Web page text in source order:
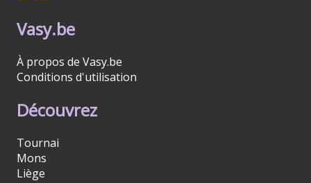
Vasy.be
À propos de Vasy.be
Conditions d'utilisation
Découvrez
Tournai
Mons
Liège